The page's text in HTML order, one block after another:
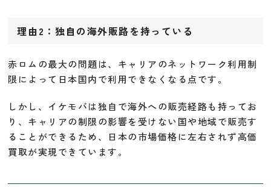
理由2：独自の海外販路を持っている
赤ロムの最大の問題は、キャリアのネットワーク利用制
限によって日本国内で利用できなくなる点です。
しかし、イケモバは独自で海外への販売経路も持ってお
り、キャリアの制限の影響を受けない国や地域で販売す
ることができるため、日本の市場価格に左右されず高価
買取が実現できています。